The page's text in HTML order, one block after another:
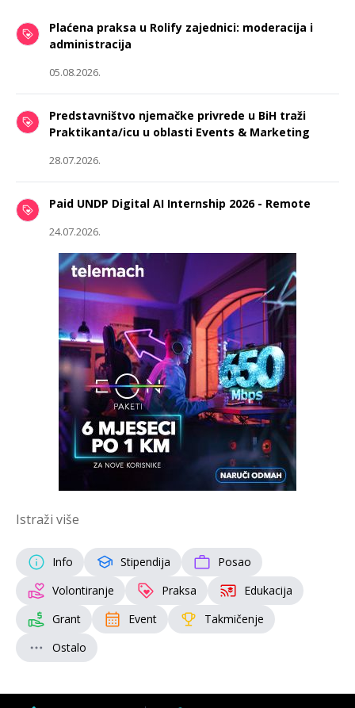
Plaćena praksa u Rolify zajednici: moderacija i
administracija
05.08.2026.
Predstavništvo njemačke privrede u BiH traži
Praktikanta/icu u oblasti Events & Marketing
28.07.2026.
Paid UNDP Digital AI Internship 2026 - Remote
24.07.2026.
Istraži više
Info Stipendija
Posao
Volontiranje
Praksa
Edukacija
Grant
Event
Takmičenje
Ostalo